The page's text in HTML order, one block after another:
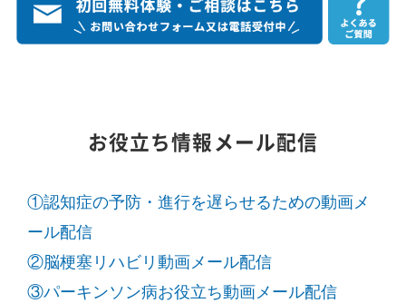
お役立ち情報メール配信
①認知症の予防・進行を遅らせるための動画メ
ール配信
②脳梗塞リハビリ動画メール配信
③パーキンソン病お役立ち動画メール配信